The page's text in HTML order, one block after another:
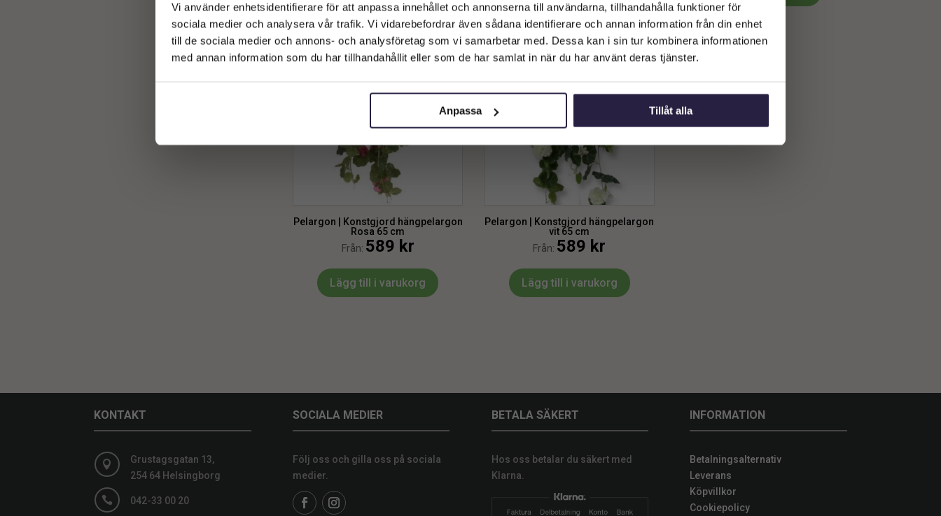
Vi använder enhetsidentifierare för att anpassa innehållet och annonserna till användarna, tillhandahålla funktioner för
sociala medier och analysera vår trafik. Vi vidarebefordrar även sådana identifierare och annan information från din enhet
till de sociala medier och annons- och analysföretag som vi samarbetar med. Dessa kan i sin tur kombinera informationen
med annan information som du har tillhandahållit eller som de har samlat in när du har använt deras tjänster.
Anpassa Tillåt alla
Pelargon | Konstgjord hängpelargon
Rosa 65 cm
Från: 589 kr
Lägg till i varukorg
Pelargon | Konstgjord hängpelargon
vit 65 cm
Från: 589 kr
Lägg till i varukorg
KONTAKT

Grustagsgatan 13,
254 64 Helsingborg
 042-33 00 20
SOCIALA MEDIER
Följ oss och gilla oss på sociala
medier.
BETALA SÄKERT
Hos oss betalar du säkert med
Klarna.
INFORMATION
Betalningsalternativ
Leverans
Köpvillkor
Cookiepolicy
Företagskund (exkl. moms)